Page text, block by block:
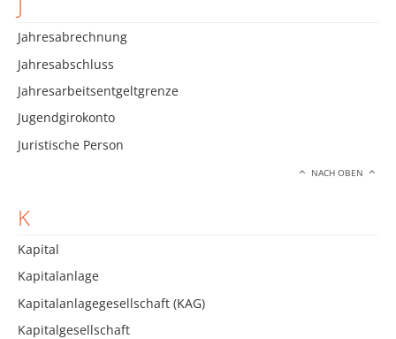
Jahresabrechnung
Jahresabschluss
Jahresarbeitsentgeltgrenze
Jugendgirokonto
Juristische Person
NACH OBEN
K
Kapital
Kapitalanlage
Kapitalanlagegesellschaft (KAG)
Kapitalgesellschaft